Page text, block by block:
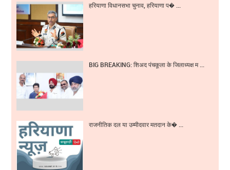
हरियाणा विधानसभा चुनाव, हरियाणा प� ...
BIG BREAKING: शिअद पंचकूला के जिलाध्यक्ष म ...
राजनीतिक दल या उम्मीदवार मतदान के� ...